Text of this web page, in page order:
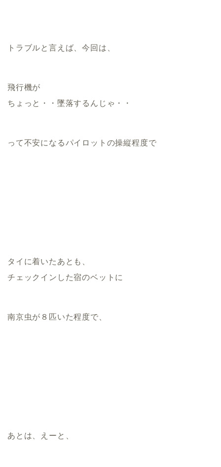
トラブルと言えば、今回は、
飛行機が
ちょっと・・墜落するんじゃ・・
って不安になるパイロットの操縦程度で
タイに着いたあとも、
チェックインした宿のベットに
南京虫が８匹いた程度で、
あとは、えーと、